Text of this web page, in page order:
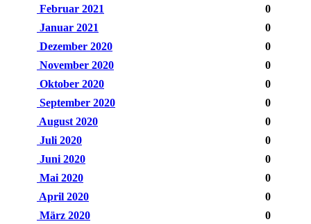
Februar 2021
0
Januar 2021
0
Dezember 2020
0
November 2020
0
Oktober 2020
0
September 2020
0
August 2020
0
Juli 2020
0
Juni 2020
0
Mai 2020
0
April 2020
0
März 2020
0